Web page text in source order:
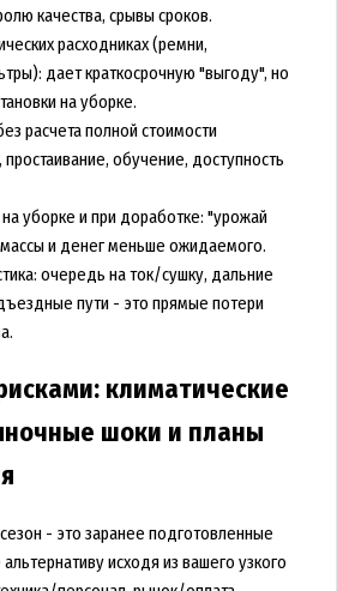
качества, срывы сроков.
расходниках (ремни,
дает краткосрочную "выгоду", но
на уборке.
расчета полной стоимости
обучение, доступность
уборке и при доработке: "урожай
массы и денег меньше ожидаемого.
очередь на ток/сушку, дальние
пути - это прямые потери
климатические
шоки и планы
- это заранее подготовленные
исходя из вашего узкого